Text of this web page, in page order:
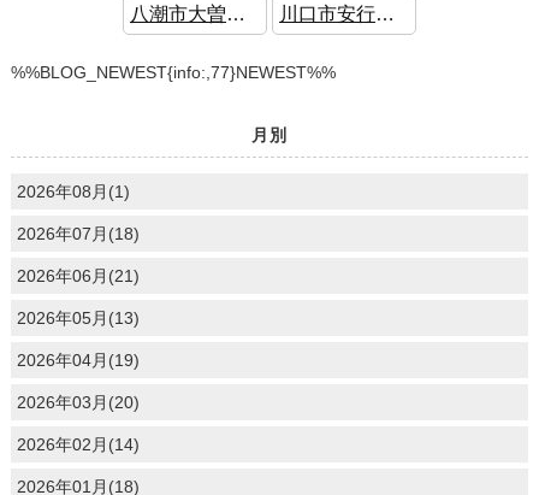
八潮市大曽根 新築戸建 住宅性能評価W取得 認定低炭素住宅 川口市安行領根岸 新築戸建 大型5LDK 駐車2台可
%%BLOG_NEWEST{info:,77}NEWEST%%
月別
2026年08月(1)
2026年07月(18)
2026年06月(21)
2026年05月(13)
2026年04月(19)
2026年03月(20)
2026年02月(14)
2026年01月(18)